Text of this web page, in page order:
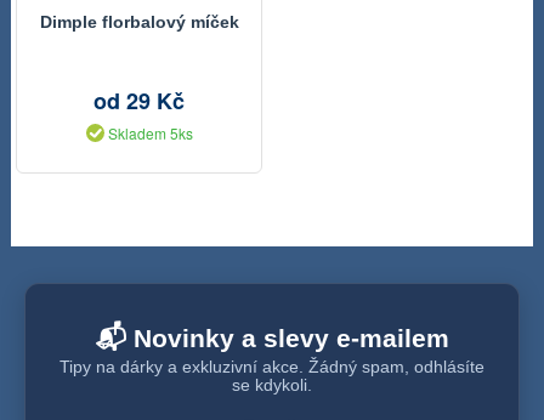
Dimple florbalový míček
od 29 Kč
Skladem 5ks
📬 Novinky a slevy e-mailem
Tipy na dárky a exkluzivní akce. Žádný spam, odhlásíte
se kdykoli.